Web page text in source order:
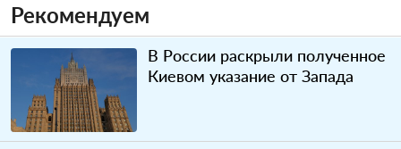
Рекомендуем
В России раскрыли полученное
Киевом указание от Запада